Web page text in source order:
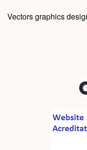
Vectors graphics